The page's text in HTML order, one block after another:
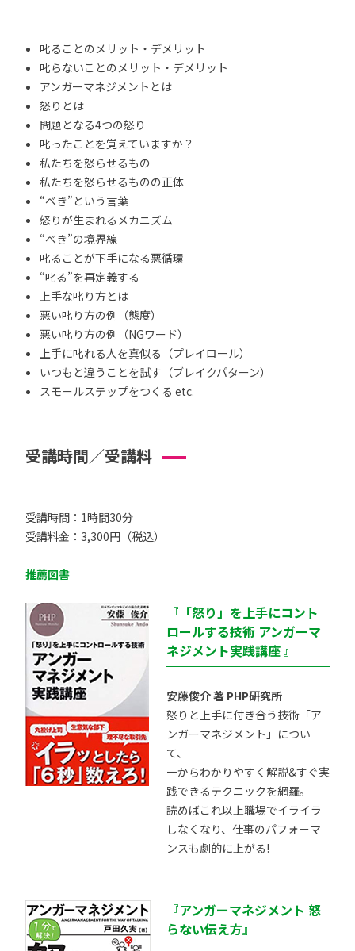
叱ることのメリット・デメリット
叱らないことのメリット・デメリット
アンガーマネジメントとは
怒りとは
問題となる4つの怒り
叱ったことを覚えていますか？
私たちを怒らせるもの
私たちを怒らせるものの正体
“べき”という言葉
怒りが生まれるメカニズム
“べき”の境界線
叱ることが下手になる悪循環
“叱る”を再定義する
上手な叱り方とは
悪い叱り方の例（態度）
悪い叱り方の例（NGワード）
上手に叱れる人を真似る（プレイロール）
いつもと違うことを試す（ブレイクパターン）
スモールステップをつくる etc.
受講時間／受講料
受講時間：1時間30分
受講料金：3,300円（税込）
推薦図書
『「怒り」を上手にコント
ロールする技術 アンガーマ
ネジメント実践講座 』
安藤俊介 著 PHP研究所
怒りと上手に付き合う技術「ア
ンガーマネジメント」につい
て、
一からわかりやすく解説&すぐ実
践できるテクニックを網羅。
読めばこれ以上職場でイライラ
しなくなり、仕事のパフォーマ
ンスも劇的に上がる!
『アンガーマネジメント 怒
らない伝え方』